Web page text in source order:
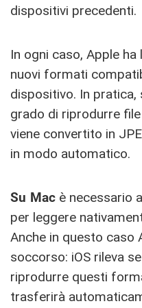
dispositivi precedenti.
In ogni caso, Apple
nuovi formati
dispositivo. In pratica,
grado di riprodurre
viene convertito in
in modo automatico.
Su Mac è necessario
per leggere
Anche in questo caso
soccorso: iOS rileva
riprodurre questi
trasferirà